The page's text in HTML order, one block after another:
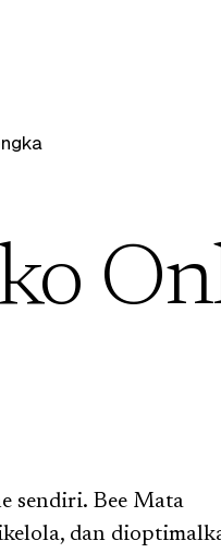
sendiri. Bee Mata
dan